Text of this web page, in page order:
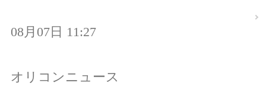
08月07日 11:27
オリコンニュース